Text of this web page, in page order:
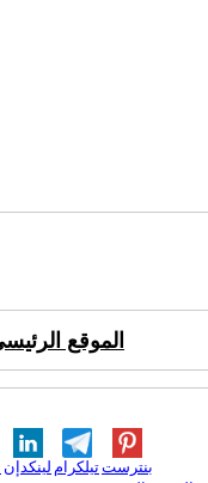
الموقع
لينكدإن تيلكرامبنترست